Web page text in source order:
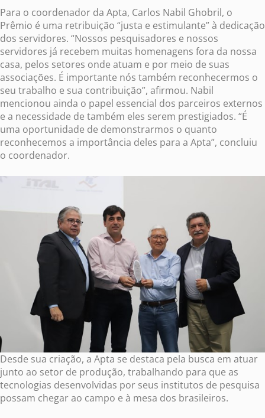
Para o coordenador da Apta, Carlos Nabil Ghobril, o
Prêmio é uma retribuição “justa e estimulante” à dedicação
dos servidores. “Nossos pesquisadores e nossos
servidores já recebem muitas homenagens fora da nossa
casa, pelos setores onde atuam e por meio de suas
associações. É importante nós também reconhecermos o
seu trabalho e sua contribuição”, afirmou. Nabil
mencionou ainda o papel essencial dos parceiros externos
e a necessidade de também eles serem prestigiados. “É
uma oportunidade de demonstrarmos o quanto
reconhecemos a importância deles para a Apta”, concluiu
o coordenador.
Desde sua criação, a Apta se destaca pela busca em atuar
junto ao setor de produção, trabalhando para que as
tecnologias desenvolvidas por seus institutos de pesquisa
possam chegar ao campo e à mesa dos brasileiros.